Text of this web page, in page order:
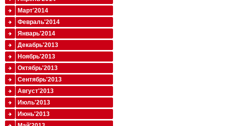
Март'2014
Февраль'2014
Январь'2014
Декабрь'2013
Ноябрь'2013
Октябрь'2013
Сентябрь'2013
Август'2013
Июль'2013
Июнь'2013